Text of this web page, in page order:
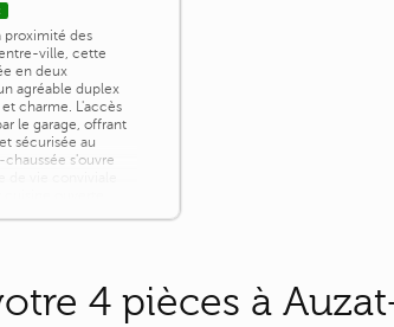
proximité des
ville, cette
en deux
agréable duplex
charme. L'accès
le garage, offrant
sécurisée au
s'ouvre
4 pièces à